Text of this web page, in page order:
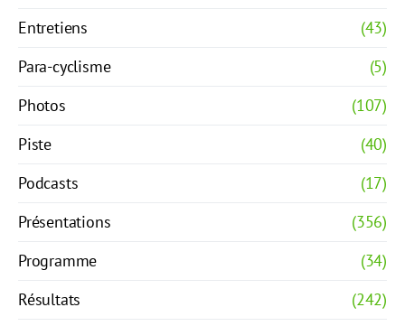
Entretiens
(43)
Para-cyclisme
(5)
Photos
(107)
Piste
(40)
Podcasts
(17)
Présentations
(356)
Programme
(34)
Résultats
(242)